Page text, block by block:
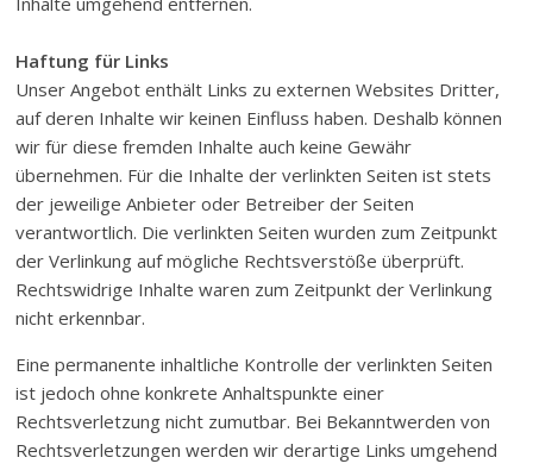
Haftung für Links
Unser Angebot enthält Links zu externen Websites Dritter,
auf deren Inhalte wir keinen Einfluss haben. Deshalb können
wir für diese fremden Inhalte auch keine Gewähr
übernehmen. Für die Inhalte der verlinkten Seiten ist stets
der jeweilige Anbieter oder Betreiber der Seiten
verantwortlich. Die verlinkten Seiten wurden zum Zeitpunkt
der Verlinkung auf mögliche Rechtsverstöße überprüft.
Rechtswidrige Inhalte waren zum Zeitpunkt der Verlinkung
nicht erkennbar.
Eine permanente inhaltliche Kontrolle der verlinkten Seiten
ist jedoch ohne konkrete Anhaltspunkte einer
Rechtsverletzung nicht zumutbar. Bei Bekanntwerden von
Rechtsverletzungen werden wir derartige Links umgehend